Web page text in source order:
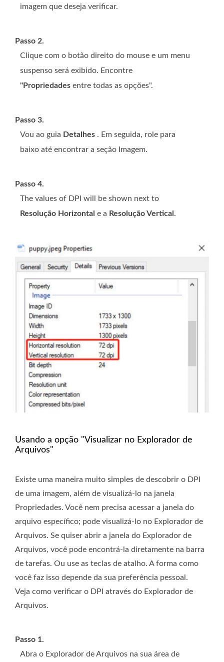
imagem que deseja verificar.
Passo 2.
Clique com o botão direito do mouse e um menu
suspenso será exibido. Encontre
"Propriedades entre todas as opções".
Passo 3.
Vou ao guia Detalhes . Em seguida, role para
baixo até encontrar a seção Imagem.
Passo 4.
The values of DPI will be shown next to
Resolução Horizontal e a Resolução Vertical .
Usando a opção "Visualizar no Explorador de
Arquivos"
Existe uma maneira muito simples de descobrir o DPI
de uma imagem, além de visualizá-lo na janela
Propriedades. Você nem precisa acessar a janela do
arquivo específico; pode visualizá-lo no Explorador de
Arquivos. Se quiser abrir a janela do Explorador de
Arquivos, você pode encontrá-la diretamente na barra
de tarefas. Ou use as teclas de atalho. A forma como
você faz isso depende da sua preferência pessoal.
Veja como verificar o DPI através do Explorador de
Arquivos.
Passo 1.
Abra o Explorador de Arquivos na sua área de